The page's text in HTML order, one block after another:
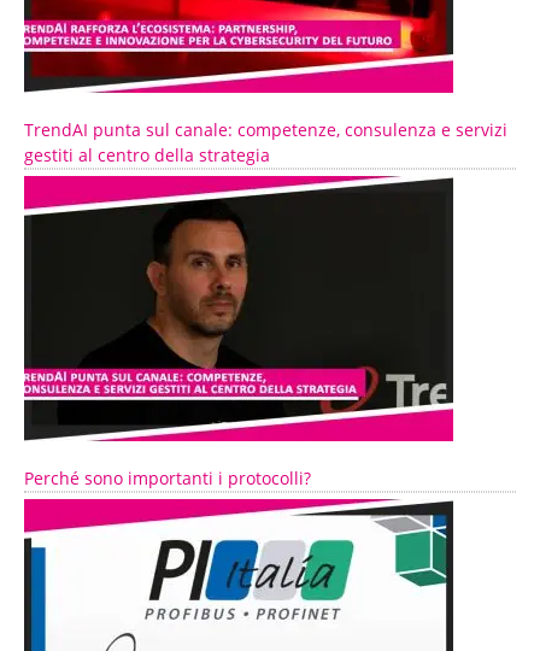
TrendAI punta sul canale: competenze, consulenza e servizi
gestiti al centro della strategia
Perché sono importanti i protocolli?